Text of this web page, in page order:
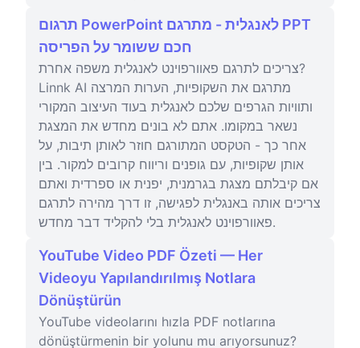
תרגום PowerPoint לאנגלית - מתרגם PPT
חכם ששומר על הפריסה
צריכים לתרגם פאוורפוינט לאנגלית משפה אחרת?
Linnk AI מתרגם את השקופיות, הערות המרצה
ותוויות הגרפים שלכם לאנגלית בעוד העיצוב המקורי
נשאר במקומו. אתם לא בונים מחדש את המצגת
אחר כך - הטקסט המתורגם חוזר לאותן תיבות, על
אותן שקופיות, עם גופנים וריווח קרובים למקור. בין
אם קיבלתם מצגת בגרמנית, יפנית או ספרדית ואתם
צריכים אותה באנגלית לפגישה, זו דרך מהירה לתרגם
פאוורפוינט לאנגלית בלי להקליד דבר מחדש.
YouTube Video PDF Özeti — Her
Videoyu Yapılandırılmış Notlara
Dönüştürün
YouTube videolarını hızla PDF notlarına
dönüştürmenin bir yolunu mu arıyorsunuz?